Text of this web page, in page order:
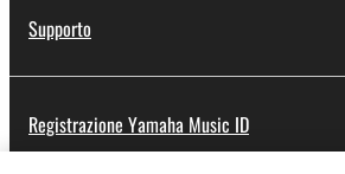
Supporto
Registrazione Yamaha Music ID